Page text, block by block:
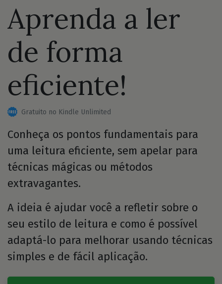
Aprenda a ler
de forma
eficiente!
Gratuito no Kindle Unlimited
Conheça os pontos fundamentais para
uma leitura eficiente, sem apelar para
técnicas mágicas ou métodos
extravagantes.
A ideia é ajudar você a refletir sobre o
seu estilo de leitura e como é possível
adaptá-lo para melhorar usando técnicas
simples e de fácil aplicação.